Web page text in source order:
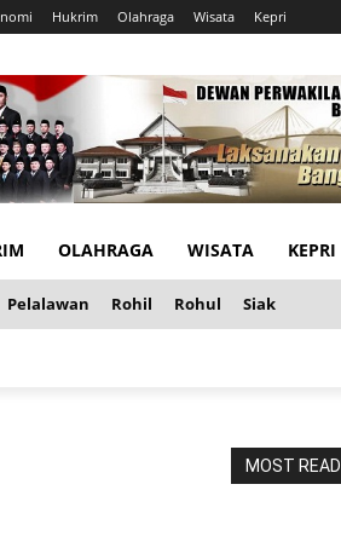
Hukrim Olahraga Wisata Kepri
OLAHRAGA WISATA KEPRI
Pelalawan Rohil Rohul Siak
MOST READ